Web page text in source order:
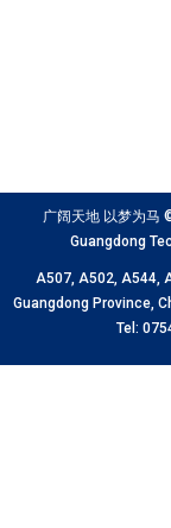
广阔天地 以梦为马
Guangdong
A507, A502, A544,
Guangdong Province,
Tel: